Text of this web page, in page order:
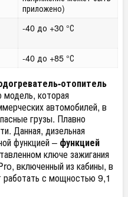
приложено)
-40 до +30 °С
-40 до +85 °С
отопитель
модель, которая
автомобилей, в
грузы. Плавно
Данная, дизельная
функцией – функцией
ключе зажигания
включенный из кабины, в
работать с мощностью 9,1